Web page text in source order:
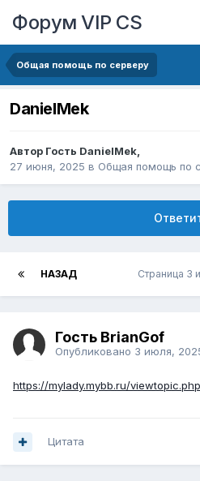
Форум VIP CS
Общая помощь по серверу
DanielMek
Автор Гость DanielMek,
27 июня, 2025 в Общая помощь по
НАЗАД Страница 3
Гость BrianGof
Опубликовано 3 июля,
https://mylady.mybb.ru/
Цитата